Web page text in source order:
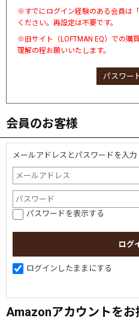
※すでにログイン経験のある会員は
ください。再設定は不要です。
※旧サイト（LOFTMAN EQ）での購
理解の程お願いいたします。
パスワー
会員のお客様
メールアドレスとパスワードを入力
パスワードを表示する
ログインしたままにする
Amazonアカウントをお